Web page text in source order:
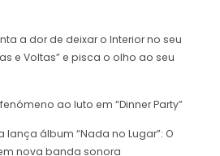
a dor de deixar o Interior no seu
e Voltas” e pisca o olho ao seu
ao luto em “Dinner Party”
álbum “Nada no Lugar”: O
nova banda sonora